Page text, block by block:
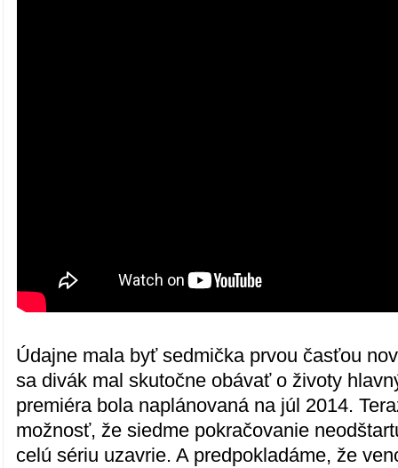
Údajne mala byť sedmička prvou časťou
sa divák mal skutočne obávať o životy
premiéra bola naplánovaná na júl 2014.
možnosť, že siedme pokračovanie
celú sériu uzavrie. A predpokladáme, že